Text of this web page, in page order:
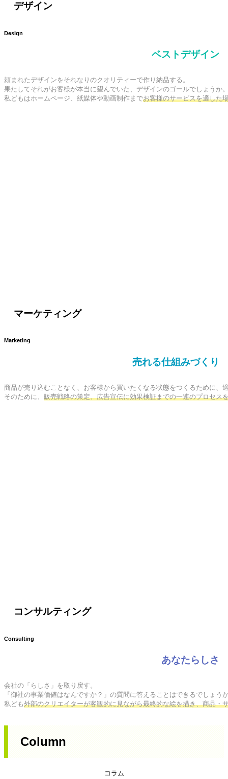
デザイン
Design
ベストデザイン
頼まれたデザインをそれなりのクオリティーで作り納品する。
果たしてそれがお客様が本当に望んでいた、デザインのゴールでしょうか
私どもはホームページ、紙媒体や動画制作までお客様のサービスを適した
マーケティング
Marketing
売れる仕組みづくり
商品が売り込むことなく、お客様から買いたくなる状態をつくるために
そのために、 販売戦略の策定、広告宣伝に効果検証までの一連のプロセス
コンサルティング
Consulting
あなたらしさ
会社の「らしさ」を取り戻す。
「御社の事業価値はなんですか？」の質問に答えることはできるでしょう
私ども外部のクリエイターが客観的に見ながら最終的な絵を描き、商品・
Column
コラム